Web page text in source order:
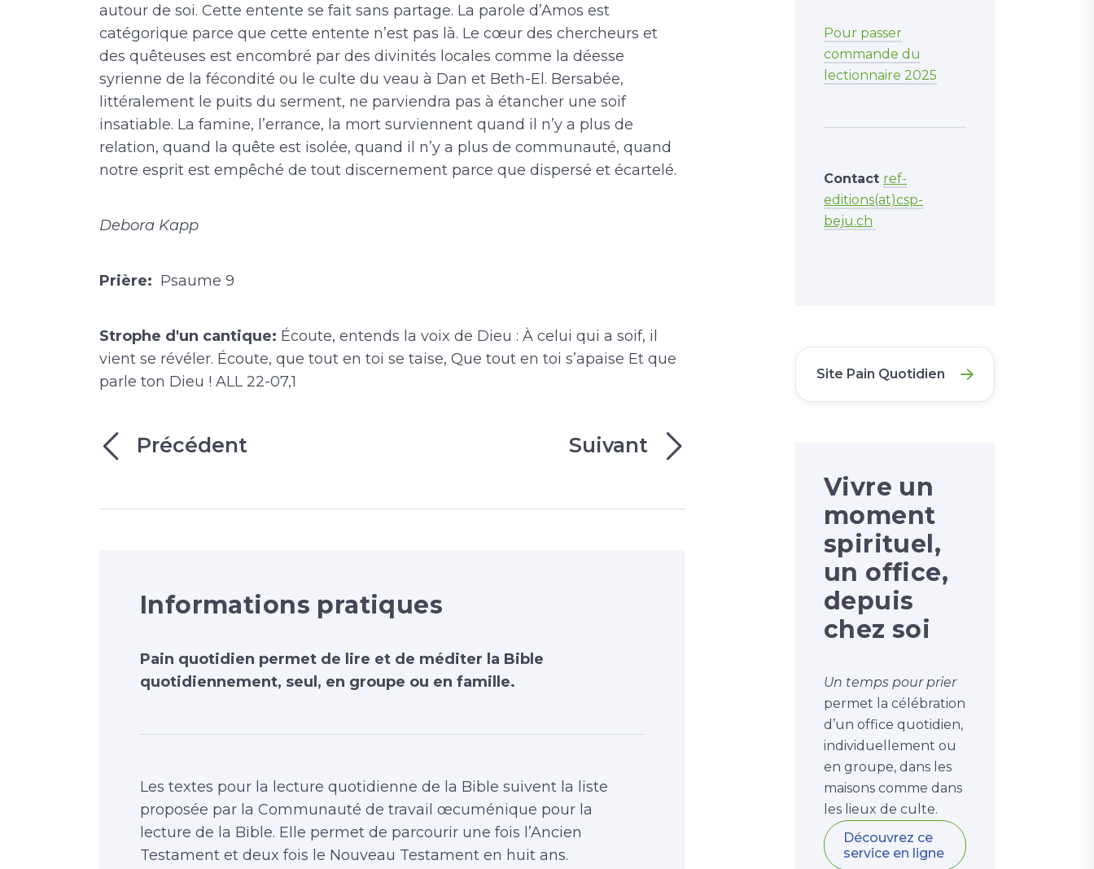
autour de soi. Cette entente se fait sans partage. La parole d’Amos est
catégorique parce que cette entente n’est pas là. Le cœur des chercheurs et
des quêteuses est encombré par des divinités locales comme la déesse
syrienne de la fécondité ou le culte du veau à Dan et Beth-El. Bersabée,
littéralement le puits du serment, ne parviendra pas à étancher une soif
insatiable. La famine, l’errance, la mort surviennent quand il n’y a plus de
relation, quand la quête est isolée, quand il n’y a plus de communauté, quand
notre esprit est empêché de tout discernement parce que dispersé et écartelé.
Debora Kapp
Prière: Psaume 9
Strophe d'un cantique: Écoute, entends la voix de Dieu : À celui qui a soif, il
vient se révéler. Écoute, que tout en toi se taise, Que tout en toi s’apaise Et que
parle ton Dieu ! ALL 22-07,1
Précédent Suivant
Informations pratiques
Pain quotidien permet de lire et de méditer la Bible
quotidiennement, seul, en groupe ou en famille.
Les textes pour la lecture quotidienne de la Bible suivent la liste
proposée par la Communauté de travail œcuménique pour la
lecture de la Bible. Elle permet de parcourir une fois l’Ancien
Testament et deux fois le Nouveau Testament en huit ans.
Pour passer
commande du
lectionnaire 2025
Contact ref-
editions(at)csp-
beju.ch
Site Pain Quotidien
Vivre un
moment
spirituel,
un office,
depuis
chez soi
Un temps pour prier
permet la célébration
d’un office quotidien,
individuellement ou
en groupe, dans les
maisons comme dans
les lieux de culte.
Découvrez ce
service en ligne